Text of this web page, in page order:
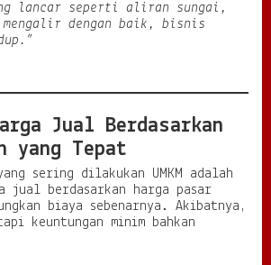
lancar seperti aliran sungai,
mengalir dengan baik, bisnis
Jual Berdasarkan
yang Tepat
sering dilakukan UMKM adalah
jual berdasarkan harga pasar
biaya sebenarnya. Akibatnya,
keuntungan minim bahkan